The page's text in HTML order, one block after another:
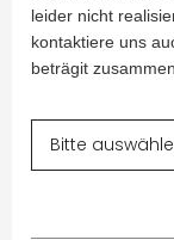
leider nicht
kontaktiere uns
beträgit